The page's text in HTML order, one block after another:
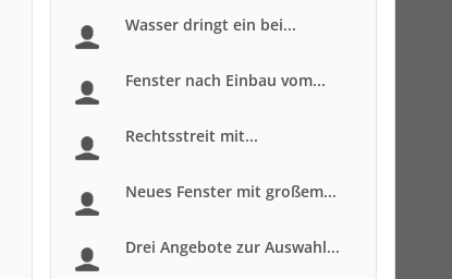
Wasser dringt ein bei...
Fenster nach Einbau vom...
Rechtsstreit mit...
Neues Fenster mit großem...
Drei Angebote zur Auswahl...